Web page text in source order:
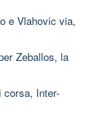
e Vlahovic via,
Zeballos, la
corsa, Inter-